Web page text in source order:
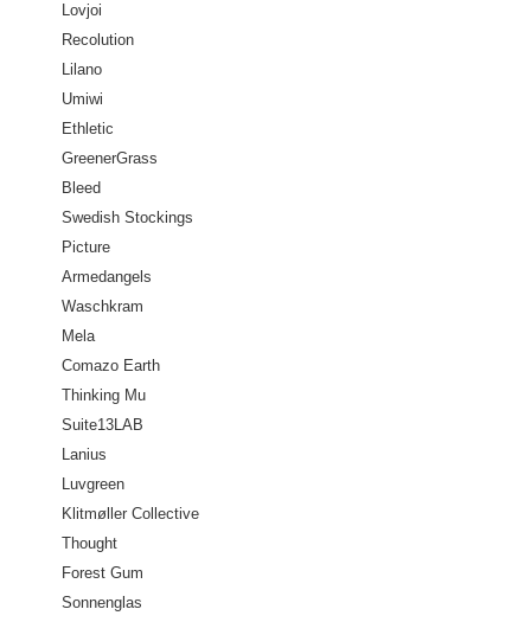
Lovjoi
Recolution
Lilano
Umiwi
Ethletic
GreenerGrass
Bleed
Swedish Stockings
Picture
Armedangels
Waschkram
Mela
Comazo Earth
Thinking Mu
Suite13LAB
Lanius
Luvgreen
Klitmøller Collective
Thought
Forest Gum
Sonnenglas